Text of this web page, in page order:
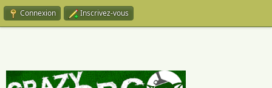
Connexion Inscrivez-vous